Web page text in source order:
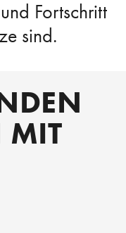
Fortschritt
sind.
MIT